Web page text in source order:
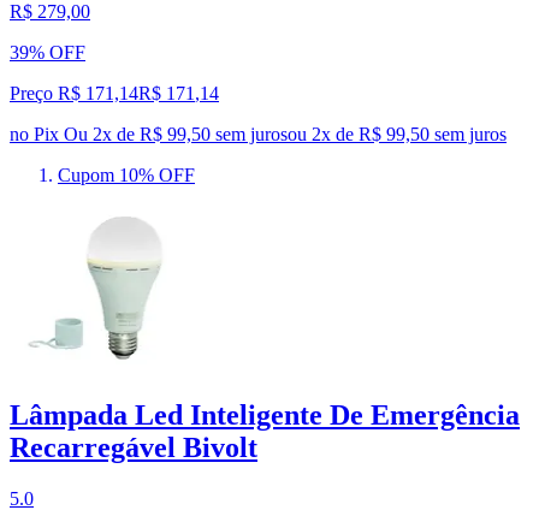
R$ 279,00
39% OFF
Preço R$ 171,14R$ 171 ,14
no Pix Ou 2x de R$ 99,50 sem jurosou 2x de R$ 99,50 sem juros
Cupom 10% OFF
Lâmpada Led Inteligente De Emergência
Recarregável Bivolt
5.0